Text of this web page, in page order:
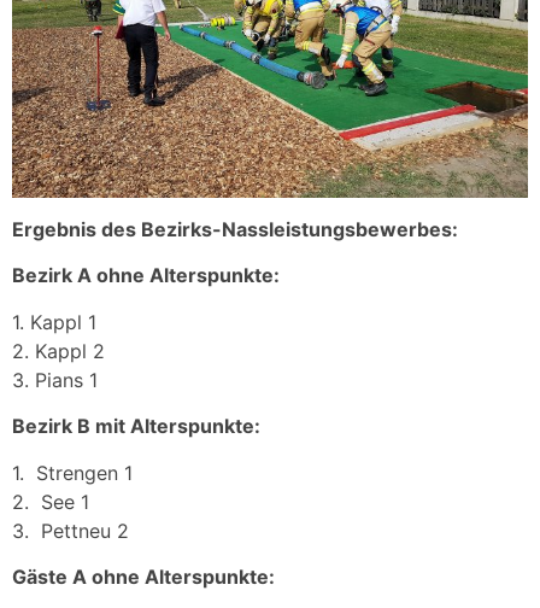
Ergebnis des Bezirks-Nassleistungsbewerbes:
Bezirk A ohne Alterspunkte:
1. Kappl 1
2. Kappl 2
3. Pians 1
Bezirk B mit Alterspunkte:
1. Strengen 1
2. See 1
3. Pettneu 2
Gäste A ohne Alterspunkte: